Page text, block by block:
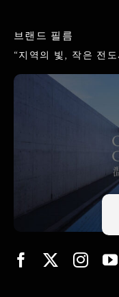
브랜드 필름
“지역의 빛, 작은 전도